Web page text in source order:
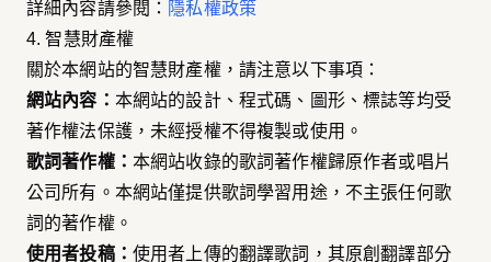
詳細內容請參閱： 隱私權政策
4. 智慧財產權
關於本網站的智慧財產權，請注意以下事項：
網站內容： 本網站的設計、程式碼、圖形、標誌等均受
著作權法保護，未經授權不得複製或使用。
歌詞著作權： 本網站收錄的歌詞著作權歸原作者或唱片
公司所有。本網站僅提供歌詞學習用途，不主張任何歌
詞的著作權。
使用者投稿： 使用者上傳的翻譯歌詞，其原創翻譯部分